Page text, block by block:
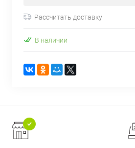
Рассчитать доставку
В наличии